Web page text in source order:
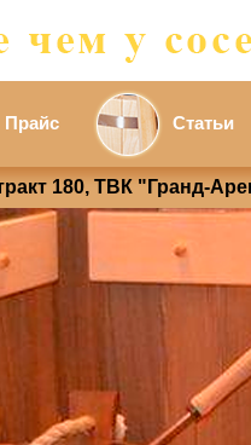
Прайс Статьи
180, ТВК "Гранд-